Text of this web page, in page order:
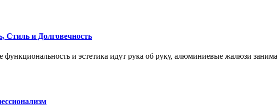
Стиль и Долговечность
функциональность и эстетика идут рука об руку, алюминиевые жалюзи